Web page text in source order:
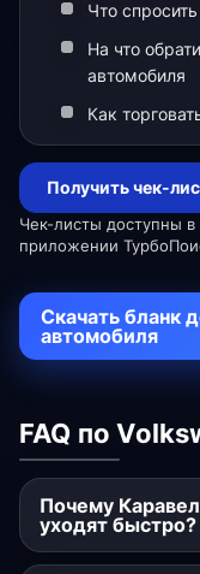
Что
На что
автомобиля
Как
Получить чек-
Чек-листы доступны
приложении
Скачать бланк
автомобиля
FAQ по
Почему
уходят быстро?